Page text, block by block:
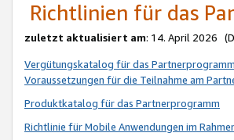
Richtlinien für das
zuletzt aktualisiert am: 14. April 2026
Vergütungskatalog für das Partnerprogramm
Voraussetzungen für die Teilnahme am
Produktkatalog für das Partnerprogramm
Richtlinie für Mobile Anwendungen im